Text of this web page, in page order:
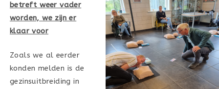
betreft weer vader
worden, we zijn er
klaar voor
Zoals we al eerder
konden melden is de
gezinsuitbreiding in